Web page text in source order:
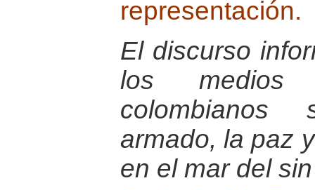
representación.
El discurso
los medios
armado, la paz
en el mar del